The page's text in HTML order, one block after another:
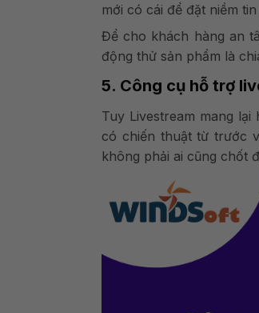
mới có cái để đặt niềm
Để cho khách hàng an
động thử sản phẩm là
5. Công cụ hỗ trợ
Tuy Livestream mang
có chiến thuật từ trước
không phải ai cũng chốt